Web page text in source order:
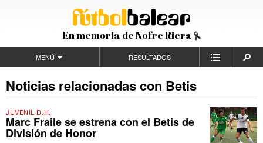
En memoria de Nofre Riera
MENÚ RESULTADOS
Noticias relacionadas con Betis
JUVENIL D.H.
Marc Fraile se estrena con el Betis de
División de Honor